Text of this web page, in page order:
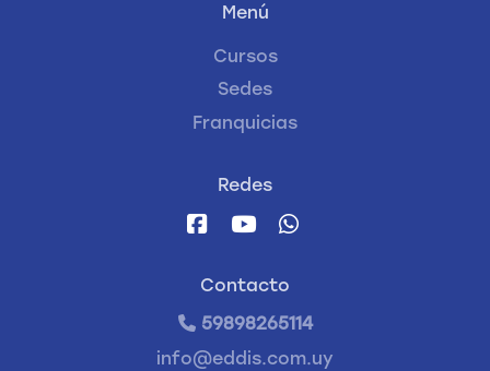
Menú
Cursos
Sedes
Franquicias
Redes
Contacto
59898265114
info@eddis.com.uy